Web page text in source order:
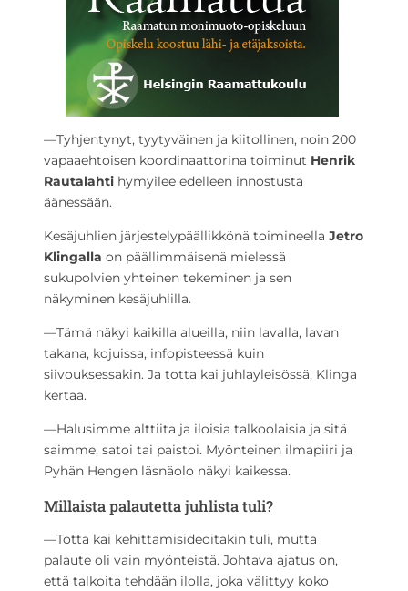
—Tyhjentynyt, tyytyväinen ja kiitollinen, noin 200
vapaaehtoisen koordinaattorina toiminut Henrik
Rautalahti hymyilee edelleen innostusta
äänessään.
Kesäjuhlien järjestelypäällikkönä toimineella Jetro
Klingalla on päällimmäisenä mielessä
sukupolvien yhteinen tekeminen ja sen
näkyminen kesäjuhlilla.
—Tämä näkyi kaikilla alueilla, niin lavalla, lavan
takana, kojuissa, infopisteessä kuin
siivouksessakin. Ja totta kai juhlayleisössä, Klinga
kertaa.
—Halusimme alttiita ja iloisia talkoolaisia ja sitä
saimme, satoi tai paistoi. Myönteinen ilmapiiri ja
Pyhän Hengen läsnäolo näkyi kaikessa.
Millaista palautetta juhlista tuli?
—Totta kai kehittämisideoitakin tuli, mutta
palaute oli vain myönteistä. Johtava ajatus on,
että talkoita tehdään ilolla, joka välittyy koko